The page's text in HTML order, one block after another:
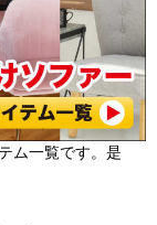
ム一覧です。是